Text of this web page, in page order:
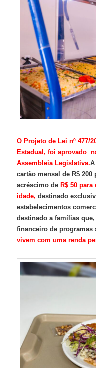
O Projeto de Lei nº 477/
Estadual, foi aprovado
Assembleia Legislativa.A
cartão mensal de R$
acréscimo de R$ 50
idade, destinado
estabelecimentos
destinado a famílias
financeiro de programas
vivem com uma renda